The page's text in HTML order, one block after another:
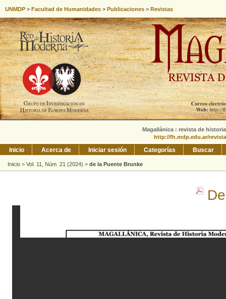
UNMDP > Facultad de Humanidades > Publicaciones > Revistas
Magallánica : revista de
http://fh.mdp.edu.ar/
Inicio Acerca de Iniciar sesión Categorías Buscar
Inicio > Vol. 11, Núm. 21 (2024) > de la Puente Brunke